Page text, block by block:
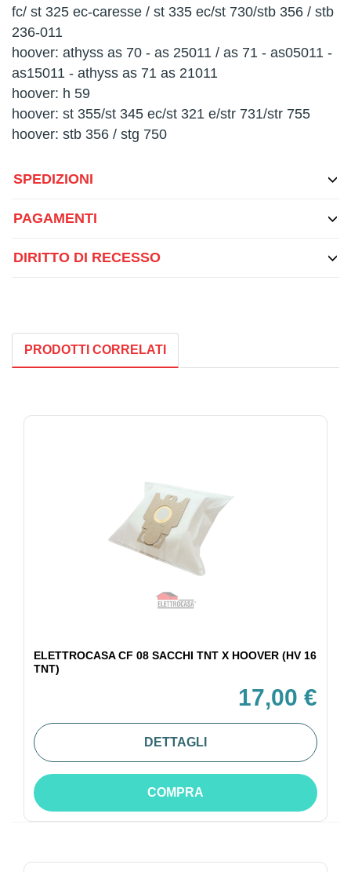
fc/ st 325 ec-caresse / st 335 ec/st 730/stb 356 / stb
236-011
hoover: athyss as 70 - as 25011 / as 71 - as05011 -
as15011 - athyss as 71 as 21011
hoover: h 59
hoover: st 355/st 345 ec/st 321 e/str 731/str 755
hoover: stb 356 / stg 750
SPEDIZIONI
PAGAMENTI
DIRITTO DI RECESSO
PRODOTTI CORRELATI
ELETTROCASA CF 08 SACCHI TNT X HOOVER (HV 16
TNT)
17,00 €
DETTAGLI
COMPRA